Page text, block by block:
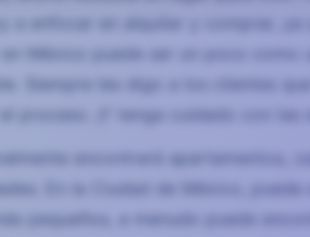
México puede ser un poco
Siempre les digo a los clientes
proceso. ¡Y tenga cuidado con las
encontrará apartamentos,
pequeños, a menudo puede